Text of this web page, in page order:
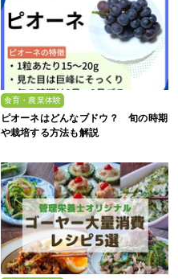
食育・農業体験
ピオーネはどんなブドウ？ 旬の時期
や栽培する方法も解説